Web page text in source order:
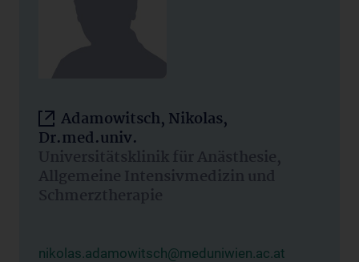
Adamowitsch, Nikolas,
Dr.med.univ.
Universitätsklinik für Anästhesie,
Allgemeine Intensivmedizin und
Schmerztherapie
nikolas.adamowitsch@meduniwien.ac.at